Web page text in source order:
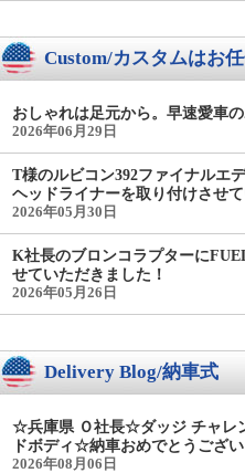
Custom/カスタムはお任
おしゃれは足元から。早速愛車
2026年06月29日
T様のルビコン392ファイナルエ
ヘッドライナーを取り付けさせて
2026年05月30日
K社長のブロンコラプターに
せていただきました！
2026年05月26日
Delivery Blog/納車式
☆兵庫県 Ｏ社長☆ダッジ チャレ
ドボディ☆納車おめでとうござ
2026年08月06日